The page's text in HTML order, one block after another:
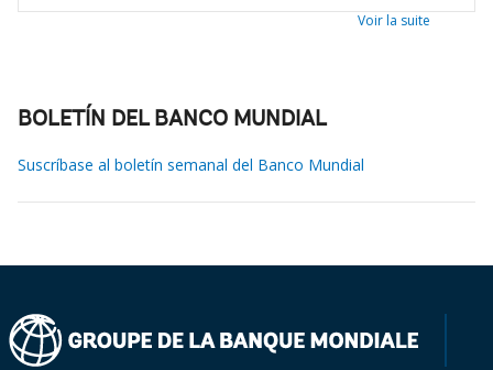
Voir la suite
BOLETÍN DEL BANCO MUNDIAL
Suscríbase al boletín semanal del Banco Mundial